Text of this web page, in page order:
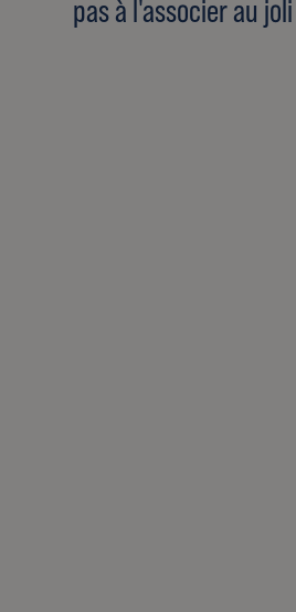
pas à l'associer au